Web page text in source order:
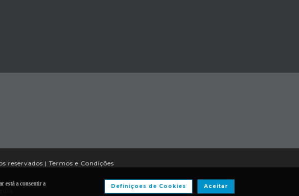
reservados | Termos e Condições
está a consentir a
Aceitar
Definiçoes de Cookies